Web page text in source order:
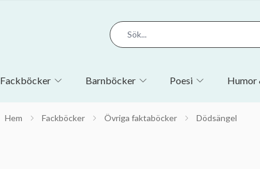
Fackböcker Barnböcker Poesi Humor
Hem Fackböcker Övriga faktaböcker Dödsängel